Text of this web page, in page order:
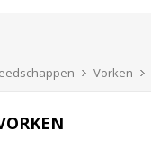
Vorken